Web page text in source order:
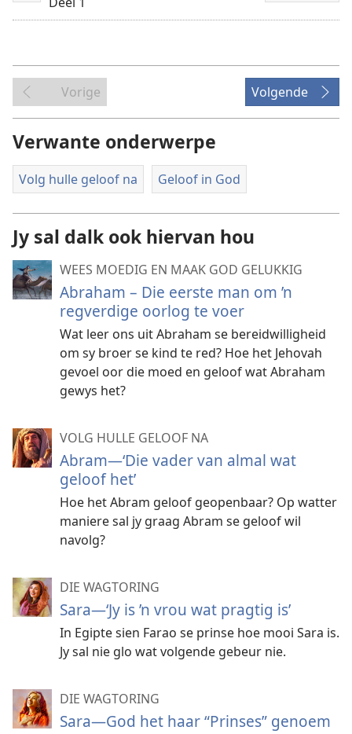
opsies
Vorige Volgende
Verwante onderwerpe
Volg hulle geloof na Geloof in God
Jy sal dalk ook hiervan hou
WEES MOEDIG EN MAAK GOD GELUKKIG
Abraham – Die eerste man om ’n
regverdige oorlog te voer
Wat leer ons uit Abraham se bereidwilligheid
om sy broer se kind te red? Hoe het Jehovah
gevoel oor die moed en geloof wat Abraham
gewys het?
VOLG HULLE GELOOF NA
Abram—‘Die vader van almal wat
geloof het’
Hoe het Abram geloof geopenbaar? Op watter
maniere sal jy graag Abram se geloof wil
navolg?
DIE WAGTORING
Sara—‘Jy is ’n vrou wat pragtig is’
In Egipte sien Farao se prinse hoe mooi Sara is.
Jy sal nie glo wat volgende gebeur nie.
DIE WAGTORING
Sara—God het haar “Prinses” genoem